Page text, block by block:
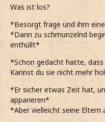
Was ist los?
*Besorgt frage und ihm
*Dann zu schmunzelnd
enthüllt*
*Schon gedacht hatte,
Kannst du sie nicht mehr
*Er sicher etwas Zeit hat,
apparieren*
*Aber vielleicht seine Eltern